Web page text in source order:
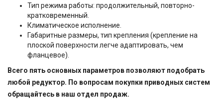
Тип режима работы: продолжительный, повторно-
кратковременный.
Климатическое исполнение.
Габаритные размеры, тип крепления (крепление на
плоской поверхности легче адаптировать, чем
фланцевое).
Всего пять основных параметров позволяют подобрать
любой редуктор. По вопросам покупки приводных систем
обращайтесь в наш отдел продаж.